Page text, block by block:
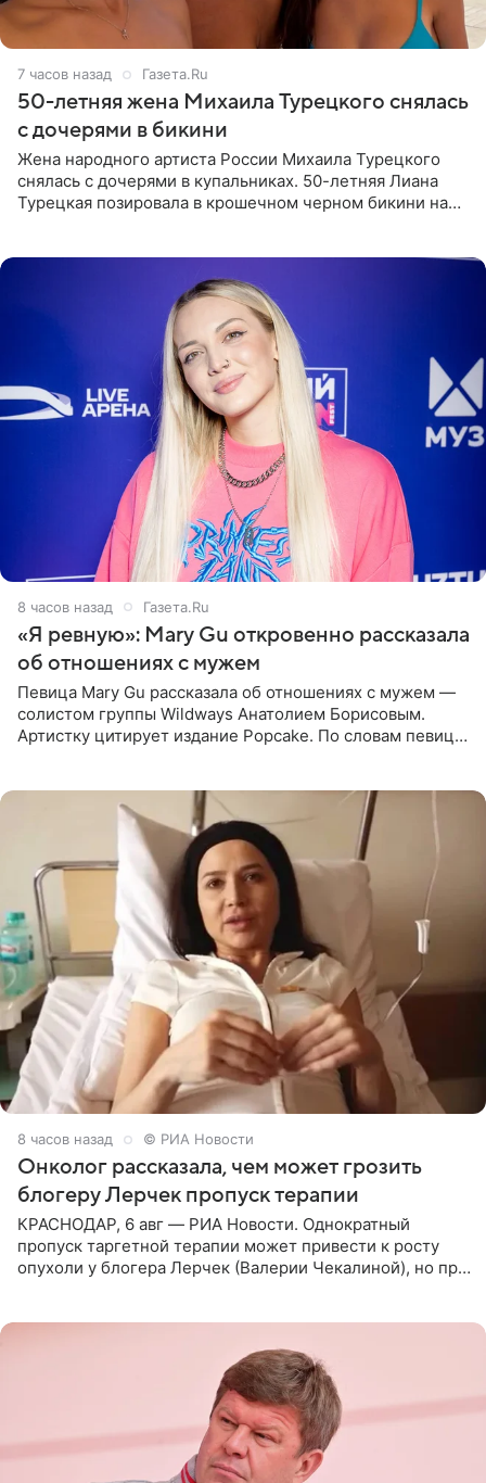
7 часов назад Газета.Ru
50-летняя жена Михаила Турецкого снялась
с дочерями в бикини
Жена народного артиста России Михаила Турецкого
снялась с дочерями в купальниках. 50-летняя Лиана
Турецкая позировала в крошечном черном бикини на
8 часов назад Газета.Ru
«Я ревную»: Mary Gu откровенно рассказала
об отношениях с мужем
Певица Mary Gu рассказала об отношениях с мужем —
солистом группы Wildways Анатолием Борисовым.
Артистку цитирует издание Popcake. По словам певицы,
8 часов назад © РИА Новости
Онколог рассказала, чем может грозить
блогеру Лерчек пропуск терапии
КРАСНОДАР, 6 авг — РИА Новости. Однократный
пропуск таргетной терапии может привести к росту
опухоли у блогера Лерчек (Валерии Чекалиной), но при